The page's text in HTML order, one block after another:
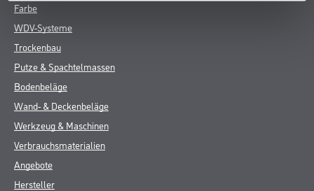
Farbe
WDV-Systeme
Trockenbau
Putze & Spachtelmassen
Bodenbeläge
Wand- & Deckenbeläge
Werkzeug & Maschinen
Verbrauchsmaterialien
Angebote
Hersteller